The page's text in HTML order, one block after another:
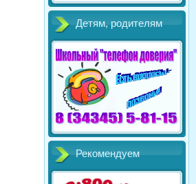
Детям, родителям
Рекомендуем